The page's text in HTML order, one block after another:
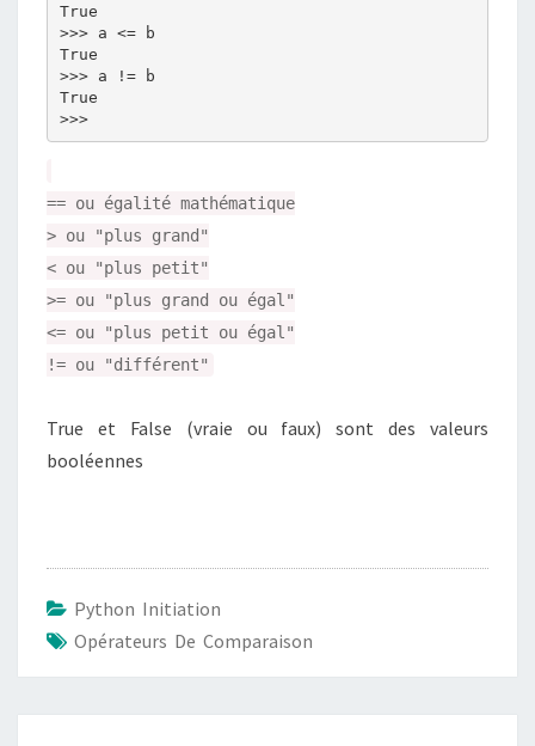
True
>>> a <= b
True
>>> a != b
True
== ou égalité mathématique
> ou "plus grand"
< ou "plus petit"
>= ou "plus grand ou égal"
<= ou "plus petit ou égal"
!= ou "différent"
True et False (vraie ou faux) sont des valeurs
booléennes
Python Initiation
Opérateurs De Comparaison